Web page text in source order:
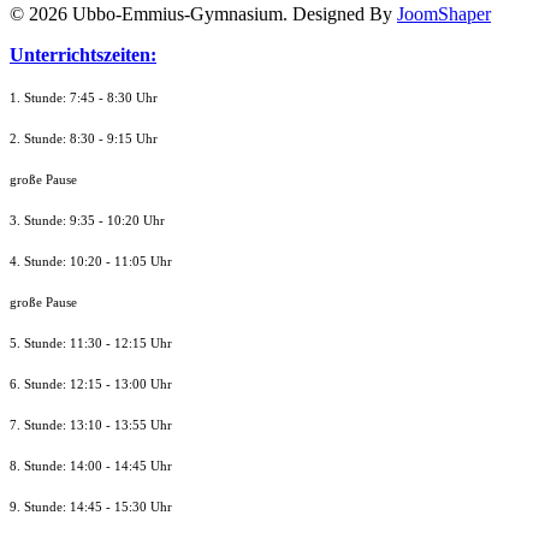
© 2026 Ubbo-Emmius-Gymnasium. Designed By JoomShaper
Unterrichtszeiten:
1. Stunde: 7:45 - 8:30 Uhr
2. Stunde: 8:30 - 9:15 Uhr
große Pause
3. Stunde: 9:35 - 10:20 Uhr
4. Stunde: 10:20 - 11:05 Uhr
große Pause
5. Stunde: 11:30 - 12:15 Uhr
6. Stunde: 12:15 - 13:00 Uhr
7. Stunde: 13:10 - 13:55 Uhr
8. Stunde: 14:00 - 14:45 Uhr
9. Stunde: 14:45 - 15:30 Uhr